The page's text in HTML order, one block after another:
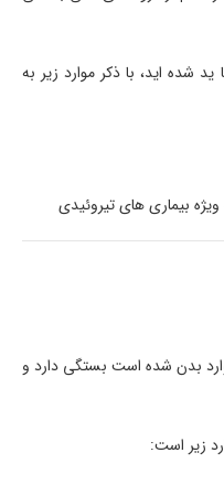
شده اید، با ذکر موارد زیر به
بیماری های تیروئیدی
بدن شده است بستگی دارد و
زیر است: